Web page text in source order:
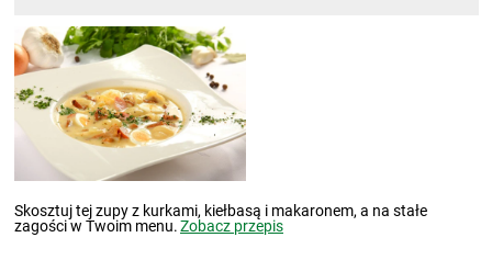
Skosztuj tej zupy z kurkami, kiełbasą i makaronem, a na stałe
zagości w Twoim menu.Zobacz przepis